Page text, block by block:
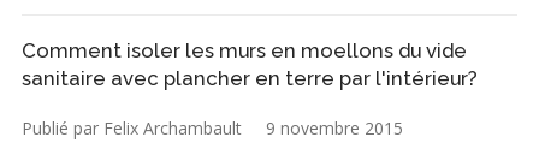
Comment isoler les murs en moellons du vide
sanitaire avec plancher en terre par l'intérieur?
Publié par Felix Archambault 9 novembre 2015